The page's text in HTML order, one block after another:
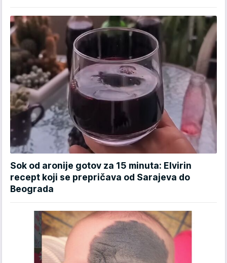
Sok od aronije gotov za 15 minuta: Elvirin
recept koji se prepričava od Sarajeva do
Beograda